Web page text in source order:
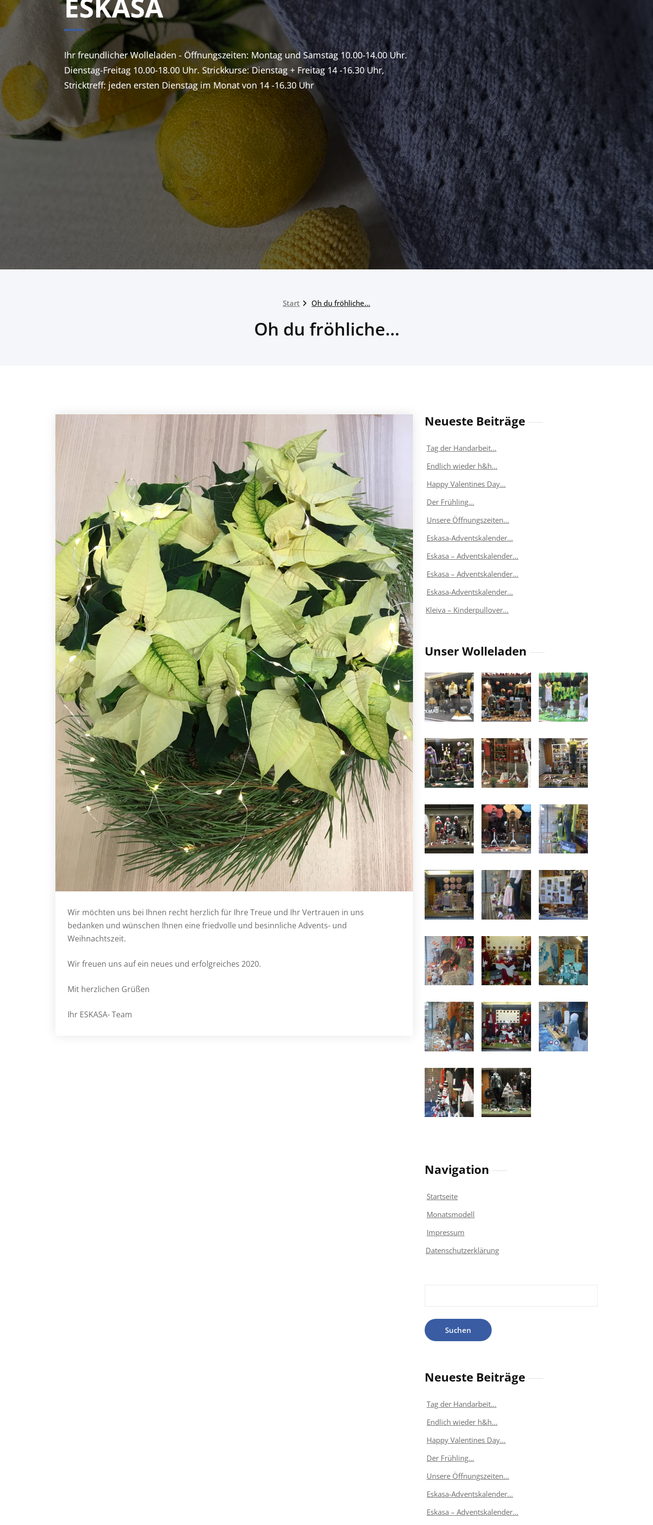
Ihr freundlicher Wolleladen - Öffnungszeiten: Montag und Samstag 10.00-14.00 Uhr.
Dienstag-Freitag 10.00-18.00 Uhr. Strickkurse: Dienstag + Freitag 14 -16.30 Uhr,
Stricktreff: jeden ersten Dienstag im Monat von 14 -16.30 Uhr
Start Oh du fröhliche…
Oh du fröhliche…
Wir möchten uns bei Ihnen recht herzlich für Ihre Treue und Ihr Vertrauen in uns
bedanken und wünschen Ihnen eine friedvolle und besinnliche Advents- und
Weihnachtszeit.
Wir freuen uns auf ein neues und erfolgreiches 2020.
Mit herzlichen Grüßen
Ihr ESKASA- Team
Neueste Beiträge
Tag der Handarbeit…
Endlich wieder h&h…
Happy Valentines Day…
Der Frühling…
Unsere Öffnungszeiten…
Eskasa-Adventskalender…
Eskasa – Adventskalender…
Eskasa – Adventskalender…
Eskasa-Adventskalender…
Kleiva – Kinderpullover…
Unser Wolleladen
Navigation
Startseite
Monatsmodell
Impressum
Datenschutzerklärung
Neueste Beiträge
Tag der Handarbeit…
Endlich wieder h&h…
Happy Valentines Day…
Der Frühling…
Unsere Öffnungszeiten…
Eskasa-Adventskalender…
Eskasa – Adventskalender…